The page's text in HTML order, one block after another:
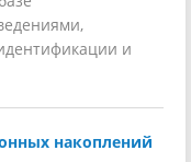
и
накоплений